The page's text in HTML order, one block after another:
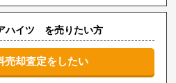
ハイツ を売りたい方
売却査定をしたい